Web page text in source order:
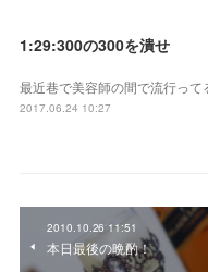
1:29:300の300を潰せ
最近巷で美容師の間で流行って
2017.06.24 10:27
2010.10.26 11:51
本日最後の晩酌！